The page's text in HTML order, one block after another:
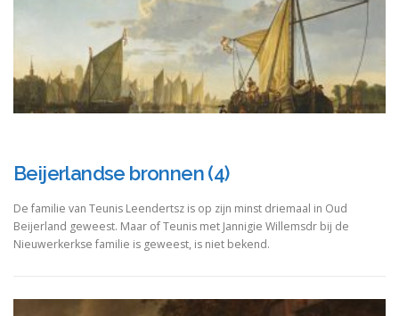
Beijerlandse bronnen (4)
De familie van Teunis Leendertsz is op zijn minst driemaal in Oud
Beijerland geweest. Maar of Teunis met Jannigie Willemsdr bij de
Nieuwerkerkse familie is geweest, is niet bekend.